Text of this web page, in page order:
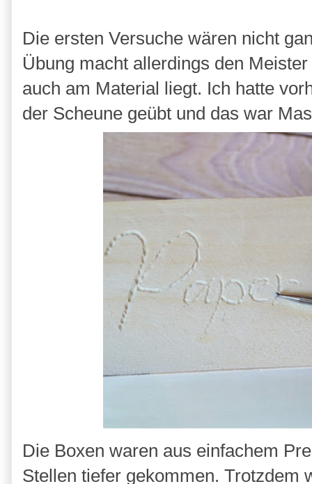
Die ersten Versuche wären nicht
Übung macht allerdings den
auch am Material liegt. Ich hatte
der Scheune geübt und das war
Die Boxen waren aus einfachem
Stellen tiefer gekommen. Trotzdem